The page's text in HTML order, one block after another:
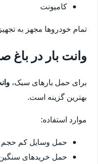
کامیونت
تمام خودروها مجهز به
وانت بار در باغ
برای حمل بارهای سبک،
بهترین گزینه است.
موارد استفاده:
حمل وسایل کم حجم
حمل خریدهای